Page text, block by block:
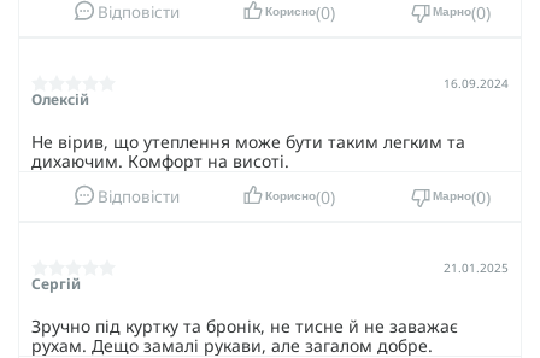
Відповісти Корисно 0 Марно 0
Олексій
16.09.2024
Не вірив, що утеплення може бути таким легким та
дихаючим. Комфорт на висоті.
Відповісти Корисно 0 Марно 0
Сергій
21.01.2025
Зручно під куртку та бронік, не тисне й не заважає
рухам. Дещо замалі рукави, але загалом добре.